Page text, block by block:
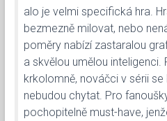
alo je velmi specifická hra.
bezmezně milovat, nebo
poměry nabízí zastaralou
a skvělou umělou inteligenci.
krkolomně, nováčci v sérii
nebudou chytat. Pro
pochopitelně must-have,